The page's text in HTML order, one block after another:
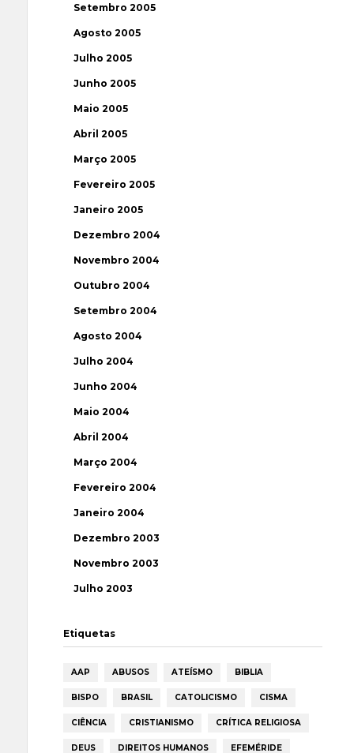
Setembro 2005
Agosto 2005
Julho 2005
Junho 2005
Maio 2005
Abril 2005
Março 2005
Fevereiro 2005
Janeiro 2005
Dezembro 2004
Novembro 2004
Outubro 2004
Setembro 2004
Agosto 2004
Julho 2004
Junho 2004
Maio 2004
Abril 2004
Março 2004
Fevereiro 2004
Janeiro 2004
Dezembro 2003
Novembro 2003
Julho 2003
Etiquetas
AAP ABUSOS ATEÍSMO BIBLIA
BISPO BRASIL CATOLICISMO CISMA
CIÊNCIA CRISTIANISMO CRÍTICA RELIGIOSA
DEUS DIREITOS HUMANOS EFEMÉRIDE